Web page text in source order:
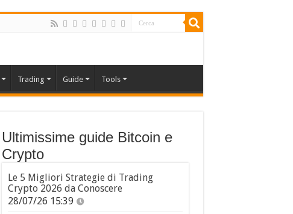
Trading Guide Tools
Ultimissime guide Bitcoin e
Crypto
Le 5 Migliori Strategie di Trading
Crypto 2026 da Conoscere
28/07/26 15:39